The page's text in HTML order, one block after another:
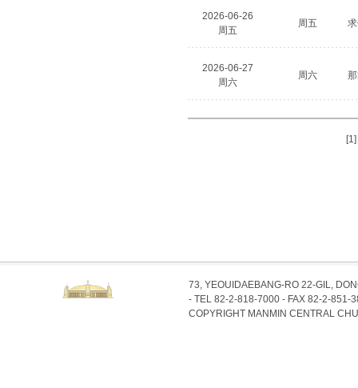
2026-06-26
周五
周五
2026-06-27
周六
周六
[1]
73, YEOUIDAEBANG-RO 22-GIL,
- TEL 82-2-818-7000 - FAX 82-2-851-
COPYRIGHT MANMIN CENTRAL